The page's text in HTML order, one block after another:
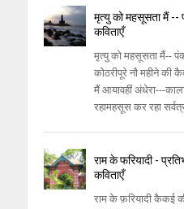
मृत्यु को महसूसता मैं
कविताएँ
मृत्यु को महसूसता मैं--
कोठरीपूरे नौ महीने
मैं आयावहीं अंधेरा---
रहामहसूस कर रहा
राम के फरियादी -
कविताएँ
राम के फ़रियादी कैकई